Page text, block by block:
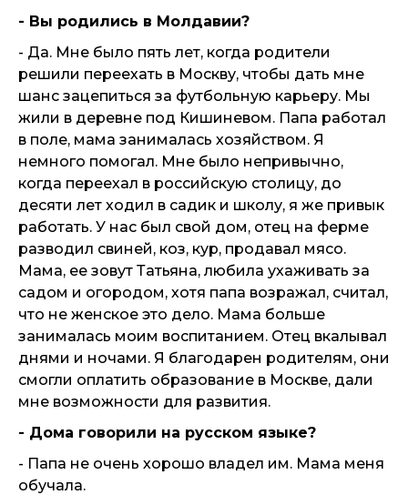
- Вы родились в Молдавии?
- Да. Мне было пять лет, когда родители
решили переехать в Москву, чтобы дать мне
шанс зацепиться за футбольную карьеру. Мы
жили в деревне под Кишиневом. Папа работал
в поле, мама занималась хозяйством. Я
немного помогал. Мне было непривычно,
когда переехал в российскую столицу, до
десяти лет ходил в садик и школу, я же привык
работать. У нас был свой дом, отец на ферме
разводил свиней, коз, кур, продавал мясо.
Мама, ее зовут Татьяна, любила ухаживать за
садом и огородом, хотя папа возражал, считал,
что не женское это дело. Мама больше
занималась моим воспитанием. Отец вкалывал
днями и ночами. Я благодарен родителям, они
смогли оплатить образование в Москве, дали
мне возможности для развития.
- Дома говорили на русском языке?
- Папа не очень хорошо владел им. Мама меня
обучала.